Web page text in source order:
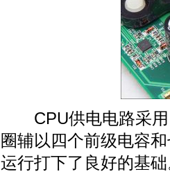
CPU供电电路采用
圈辅以四个前级电容
运行打下了良好的基